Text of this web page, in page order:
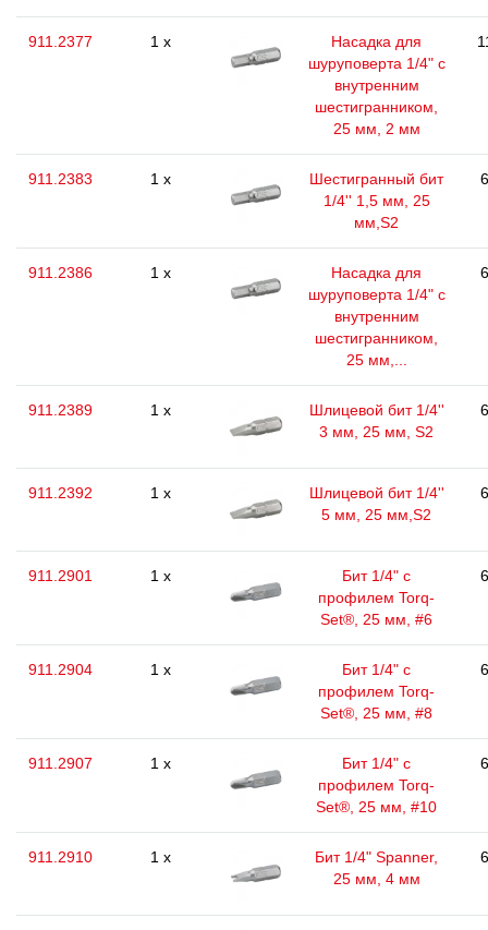
911.2377 1 x
Насадка для
шуруповерта 1/4" с
внутренним
шестигранником,
25 мм, 2 мм
911.2383 1 x
Шестигранный бит
1/4'' 1,5 мм, 25
мм,S2
911.2386 1 x
Насадка для
шуруповерта 1/4" с
внутренним
шестигранником,
25 мм,...
911.2389 1 x
Шлицевой бит 1/4''
3 мм, 25 мм, S2
911.2392 1 x
Шлицевой бит 1/4''
5 мм, 25 мм,S2
911.2901 1 x
Бит 1/4" с
профилем Torq-
Set®, 25 мм, #6
911.2904 1 x
Бит 1/4" с
профилем Torq-
Set®, 25 мм, #8
911.2907 1 x
Бит 1/4" с
профилем Torq-
Set®, 25 мм, #10
911.2910 1 x
Бит 1/4" Spanner,
25 мм, 4 мм